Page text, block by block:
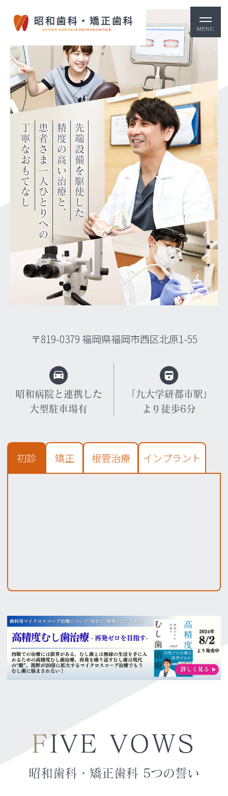
健康な歯を
いつまでも長く
守ることが
できるように 先端設備を駆使した
精度の高い治療と、
患者さま一人ひとりへの
丁寧なおもてなし
専門的な知識と
技術を通して、
地域と歯科医療に
貢献する
〒819-0379 福岡県福岡市西区北原1-55
昭和病院と連携した
大型駐車場有
「九大学研都市駅」
より徒歩6分
初診 矯正 根管治療 インプラント
FIVE VOWS
昭和歯科・矯正歯科 5つの誓い